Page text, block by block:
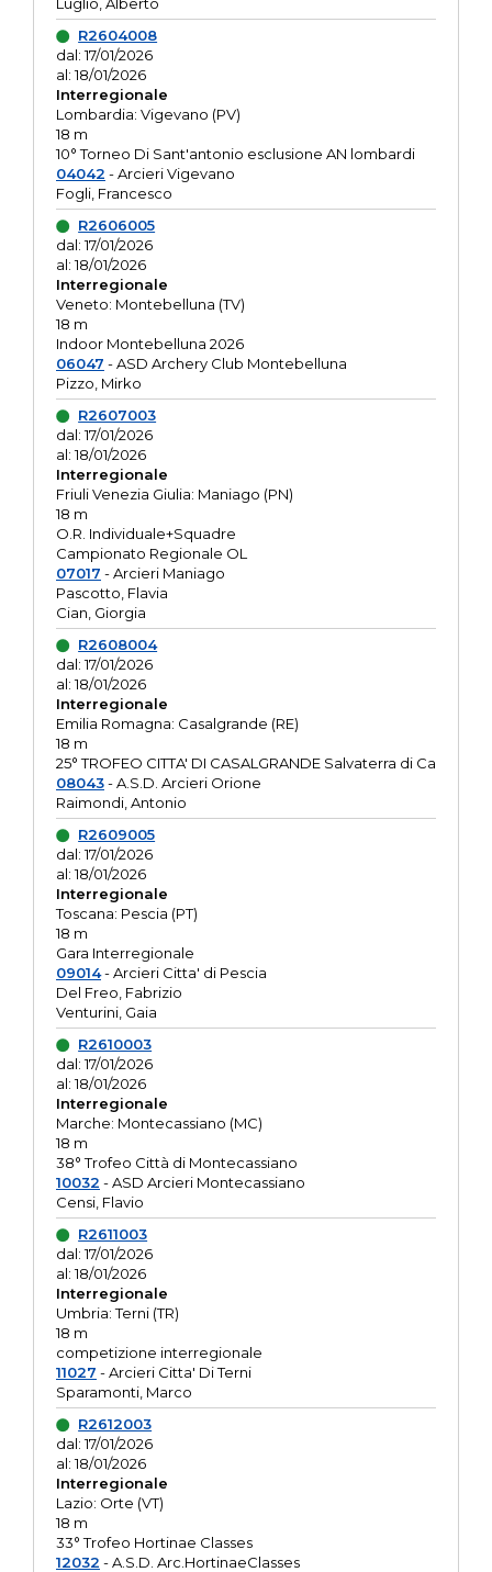
R2604008
dal: 17/01/2026
al: 18/01/2026
Interregionale
Lombardia: Vigevano (PV)
18 m
10° Torneo Di Sant'antonio esclusione AN lombardi
04042 - Arcieri Vigevano
Fogli, Francesco
R2606005
dal: 17/01/2026
al: 18/01/2026
Interregionale
Veneto: Montebelluna (TV)
18 m
Indoor Montebelluna 2026
06047 - ASD Archery Club Montebelluna
Pizzo, Mirko
R2607003
dal: 17/01/2026
al: 18/01/2026
Interregionale
Friuli Venezia Giulia: Maniago (PN)
18 m
O.R. Individuale+Squadre
Campionato Regionale OL
07017 - Arcieri Maniago
Pascotto, Flavia
Cian, Giorgia
R2608004
dal: 17/01/2026
al: 18/01/2026
Interregionale
Emilia Romagna: Casalgrande (RE)
18 m
25° TROFEO CITTA' DI CASALGRANDE Salvaterra di Ca
08043- A.S.D. Arcieri Orione
Raimondi, Antonio
R2609005
dal: 17/01/2026
al: 18/01/2026
Interregionale
Toscana: Pescia (PT)
18 m
Gara Interregionale
09014- Arcieri Citta' di Pescia
Del Freo, Fabrizio
Venturini, Gaia
R2610003
dal: 17/01/2026
al: 18/01/2026
Interregionale
Marche: Montecassiano (MC)
18 m
38° Trofeo Città di Montecassiano
10032 - ASD Arcieri Montecassiano
Censi, Flavio
R2611003
dal: 17/01/2026
al: 18/01/2026
Interregionale
Umbria: Terni (TR)
18 m
competizione interregionale
11027 - Arcieri Citta' Di Terni
Sparamonti, Marco
R2612003
dal: 17/01/2026
al: 18/01/2026
Interregionale
Lazio: Orte (VT)
18 m
33° Trofeo Hortinae Classes
12032 - A.S.D. Arc.HortinaeClasses